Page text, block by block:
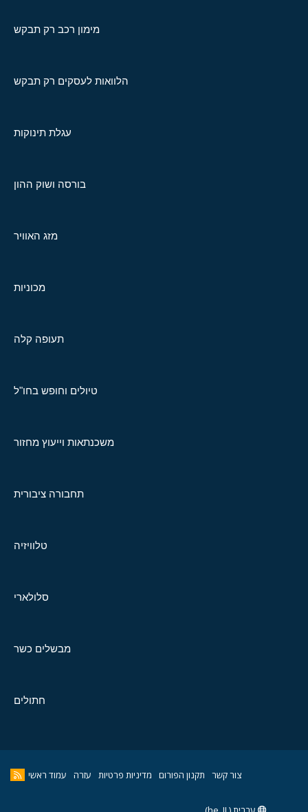
מימון רכב רק תבקש
הלוואות לעסקים רק תבקש
עגלת תינוקות
בורסה ושוק ההון
מזג האוויר
מכוניות
תעופה קלה
טיולים וחופש בחו"ל
משכנתאות וייעוץ מחזור
תחבורה ציבורית
טלוויזיה
סלולארי
מבשלים כשר
חתולים
צור קשר תקנון הפורום מדיניות פרטיות עזרה עמוד ראשי